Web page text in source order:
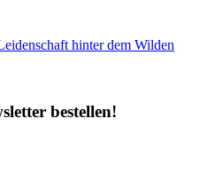
hinter dem Wilden
bestellen!